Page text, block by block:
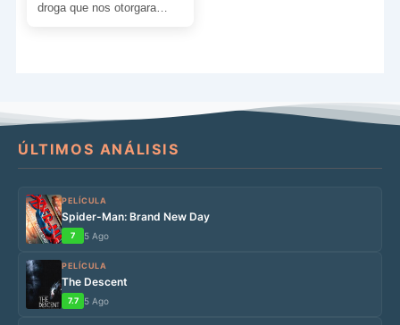
droga que nos otorgara
ÚLTIMOS ANÁLISIS
PELÍCULA
Spider-Man: Brand New Day
7 5 Ago
PELÍCULA
The Descent
7.7 5 Ago